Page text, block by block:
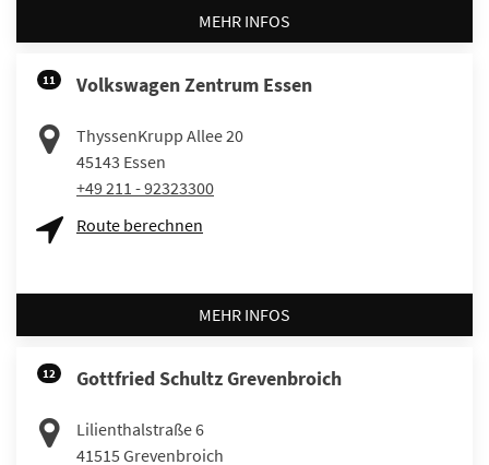
MEHR INFOS
11 Volkswagen Zentrum Essen
ThyssenKrupp Allee 20
45143 Essen
+49 211 - 92323300
Route berechnen
MEHR INFOS
12 Gottfried Schultz Grevenbroich
Lilienthalstraße 6
41515 Grevenbroich